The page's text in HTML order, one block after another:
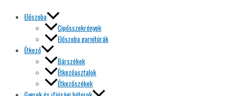
Előszoba
Cipősszekrények
Előszoba garnitúrák
Étkező
Bárszékek
Étkezőasztalok
Étkezőszékek